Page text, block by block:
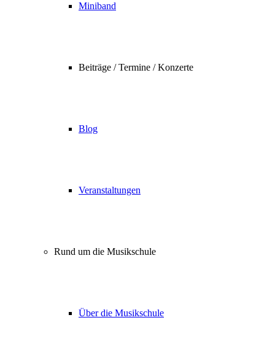
Miniband
Beiträge / Termine / Konzerte
Blog
Veranstaltungen
Rund um die Musikschule
Über die Musikschule